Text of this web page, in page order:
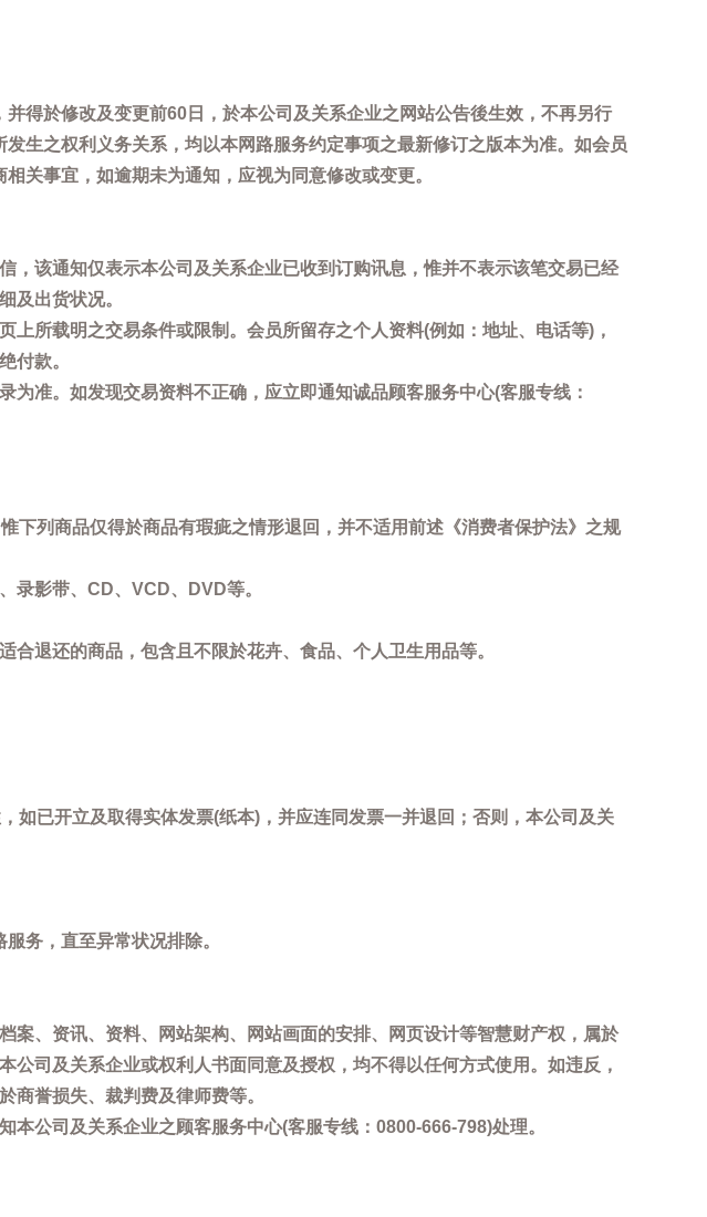
得於修改及变更前60日，於本公司及关系企业之网站公告後生效，不再另行
生之权利义务关系，均以本网路服务约定事项之最新修订之版本为准。如会员
关事宜，如逾期未为通知，应视为同意修改或变更。
该通知仅表示本公司及关系企业已收到订购讯息，惟并不表示该笔交易已经
及出货状况。
所载明之交易条件或限制。会员所留存之个人资料(例如：地址、电话等)，
付款。
准。如发现交易资料不正确，应立即通知诚品顾客服务中心(客服专线：
下列商品仅得於商品有瑕疵之情形退回，并不适用前述《消费者保护法》之规
录影带、CD、VCD、DVD等。
退还的商品，包含且不限於花卉、食品、个人卫生用品等。
如已开立及取得实体发票(纸本)，并应连同发票一并退回；否则，本公司及关
务，直至异常状况排除。
、资讯、资料、网站架构、网站画面的安排、网页设计等智慧财产权，属於
司及关系企业或权利人书面同意及授权，均不得以任何方式使用。如违反，
商誉损失、裁判费及律师费等。
公司及关系企业之顾客服务中心(客服专线：0800-666-798)处理。